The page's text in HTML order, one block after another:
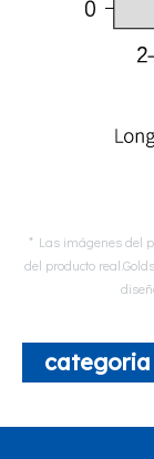
* Las imágenes del
del producto